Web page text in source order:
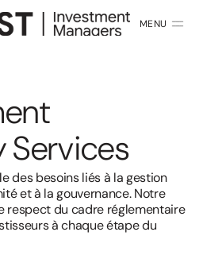
MENU
ent
Services
des besoins liés à la gestion
et à la gouvernance. Notre
respect du cadre réglementaire
à chaque étape du